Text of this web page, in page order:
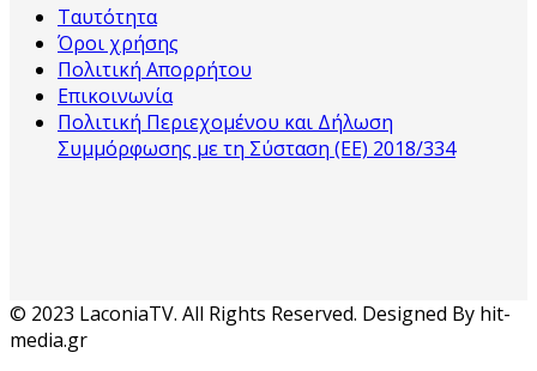
Ταυτότητα
Όροι χρήσης
Πολιτική Απορρήτου
Επικοινωνία
Πολιτική Περιεχομένου και Δήλωση
Συμμόρφωσης με τη Σύσταση (ΕΕ) 2018/334
© 2023 LaconiaTV. All Rights Reserved. Designed By hit-
media.gr